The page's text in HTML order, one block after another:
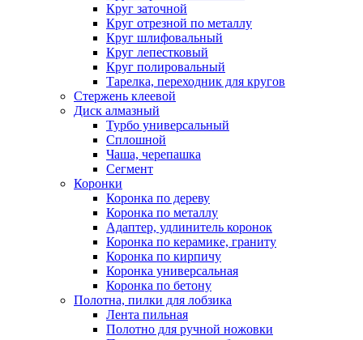
Круг заточной
Круг отрезной по металлу
Круг шлифовальный
Круг лепестковый
Круг полировальный
Тарелка, переходник для кругов
Стержень клеевой
Диск алмазный
Турбо универсальный
Сплошной
Чаша, черепашка
Сегмент
Коронки
Коронка по дереву
Коронка по металлу
Адаптер, удлинитель коронок
Коронка по керамике, граниту
Коронка по кирпичу
Коронка универсальная
Коронка по бетону
Полотна, пилки для лобзика
Лента пильная
Полотно для ручной ножовки